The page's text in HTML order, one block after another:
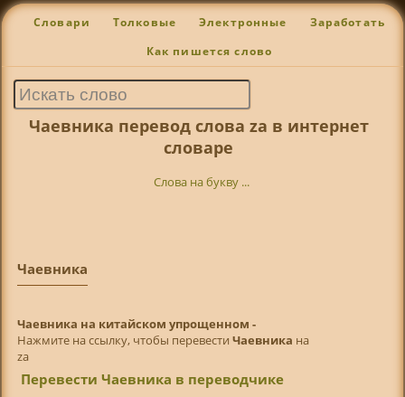
Словари Толковые Электронные Заработать
Как пишется слово
Чаевника перевод слова za в интернет
словаре
Слова на букву ...
Чаевника
Чаевника на китайском упрощенном -
Нажмите на ссылку, чтобы перевести Чаевника на
za
Перевести Чаевника в переводчике